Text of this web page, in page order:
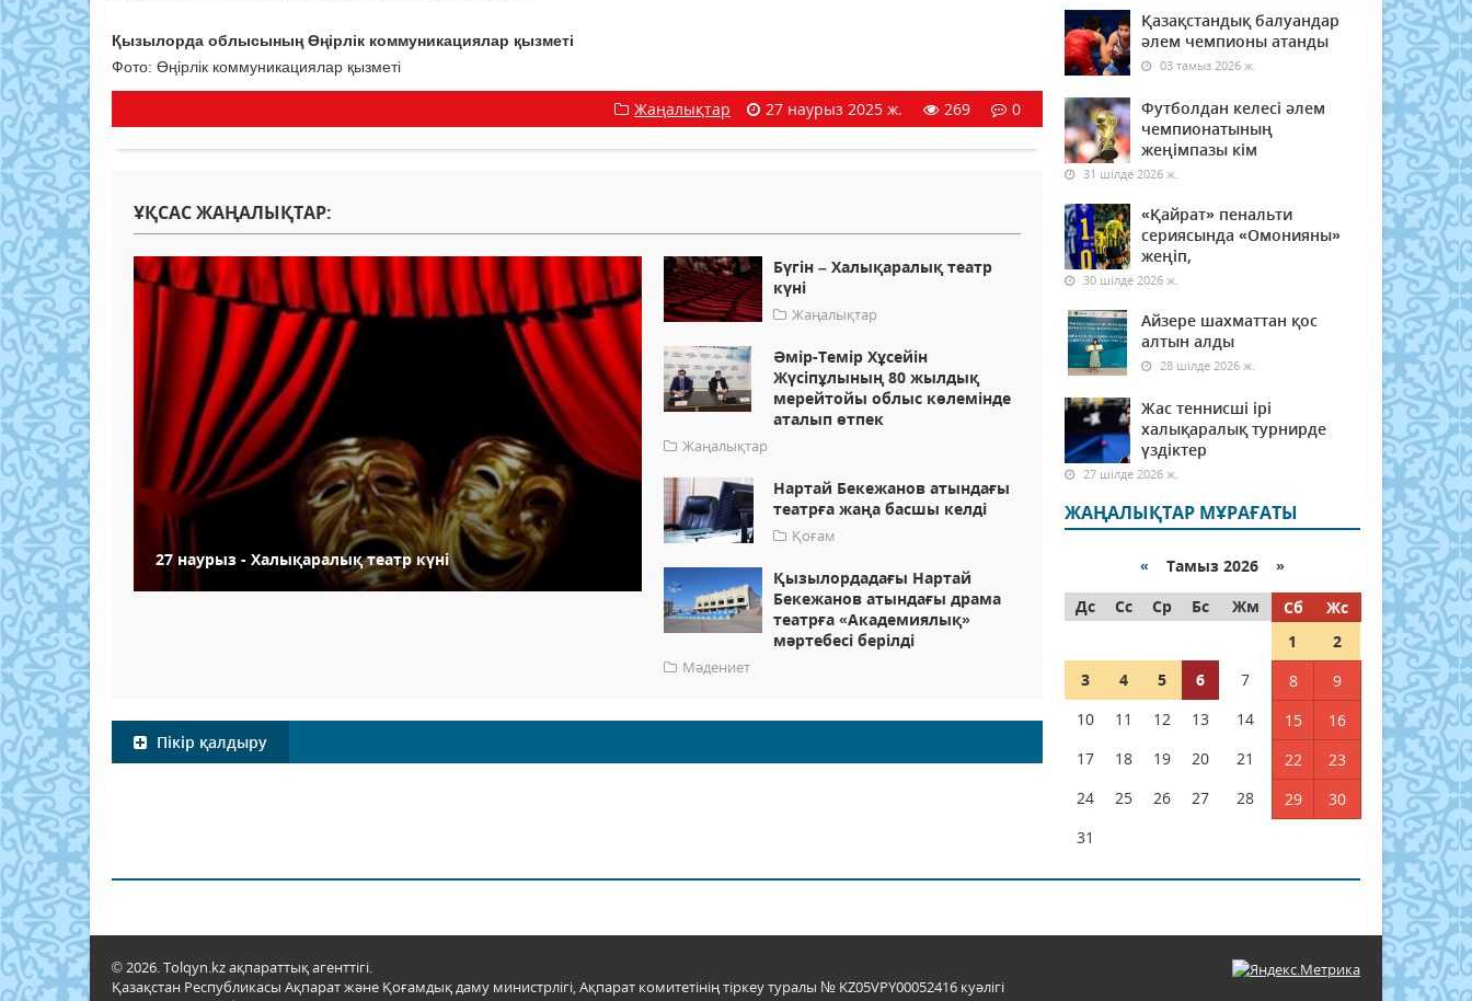
Қызылорда облысының Өңірлік коммуникациялар қызметі
Фото: Өңірлік коммуникациялар қызметі
Жаңалықтар 27 наурыз 2025 ж. 269 0
ҰҚСАС ЖАҢАЛЫҚТАР:
27 наурыз - Халықаралық театр күні
Бүгін – Халықаралық театр
күні
Жаңалықтар
Әмір-Темір Хұсейін
Жүсіпұлының 80 жылдық
мерейтойы облыс көлемінде
аталып өтпек
Жаңалықтар
Нартай Бекежанов атындағы
театрға жаңа басшы келді
Қоғам
Қызылордадағы Нартай
Бекежанов атындағы драма
театрға «Академиялық»
мәртебесі берілді
Мәдениет
Пікір қалдыру
Қазақстандық балуандар
әлем чемпионы атанды
03 тамыз 2026 ж.
Футболдан келесі әлем
чемпионатының
жеңімпазы кім
31 шілде 2026 ж.
«Қайрат» пенальти
сериясында «Омонияны»
жеңіп,
30 шілде 2026 ж.
Айзере шахматтан қос
алтын алды
28 шілде 2026 ж.
Жас теннисші ірі
халықаралық турнирде
үздіктер
27 шілде 2026 ж.
ЖАҢАЛЫҚТАР МҰРАҒАТЫ
« Тамыз 2026 »
Дс
Сс Ср Бс Жм Сб
Жс
1
2
3
4 5 6 7 8
9
10
11 12 13 14 15
16
17
18 19 20 21 22
23
24
25 26 27 28 29
30
31
© 2026. Tolqyn.kz ақпараттық агенттігі.
Қазақстан Республикасы Ақпарат және Қоғамдық даму министрлігі, Ақпарат комитетінің тіркеу туралы № KZ05VPY00052416 куәлігі